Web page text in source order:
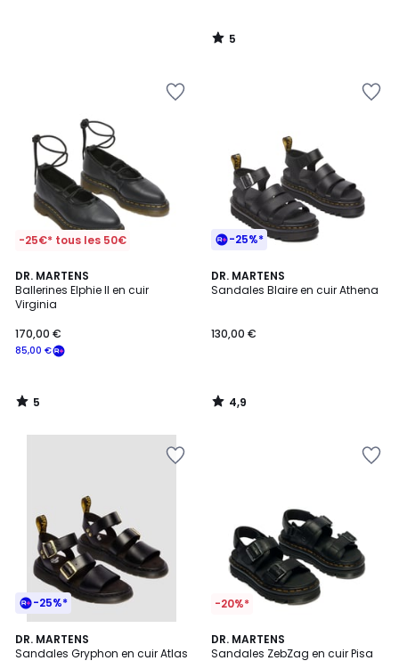
5
/
-25€* tous les 50€
DR. MARTENS
Ballerines Elphie II en cuir
Virginia
85,00 €
170,00 €
5
/
5
5
/
-25%*
DR. MARTENS
Sandales Blaire en cuir Athena
130,00 €
4,9
/ 5
4,9
/
-25%*
DR. MARTENS
Sandales Gryphon en cuir Atlas
-20%*
DR. MARTENS
Sandales ZebZag en cuir Pisa
5
/